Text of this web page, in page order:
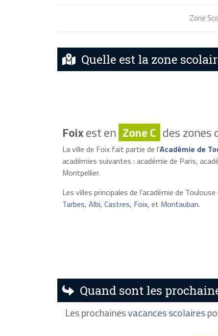
Zone
Quelle est la zone
Foixest en Zone C des zones
La ville de Foix fait partie de l'Académie de
académies suivantes : académie de Paris,
Montpellier.
Les villes principales de l'académie de
Tarbes, Albi, Castres, Foix, et Montauban.
Quand sont les
Les prochainesvacances scolaires